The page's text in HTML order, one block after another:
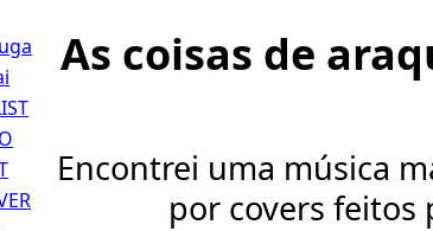
As coisas de
Encontrei uma música
por covers feitos